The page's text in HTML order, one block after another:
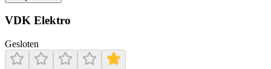
VDK Elektro
Gesloten